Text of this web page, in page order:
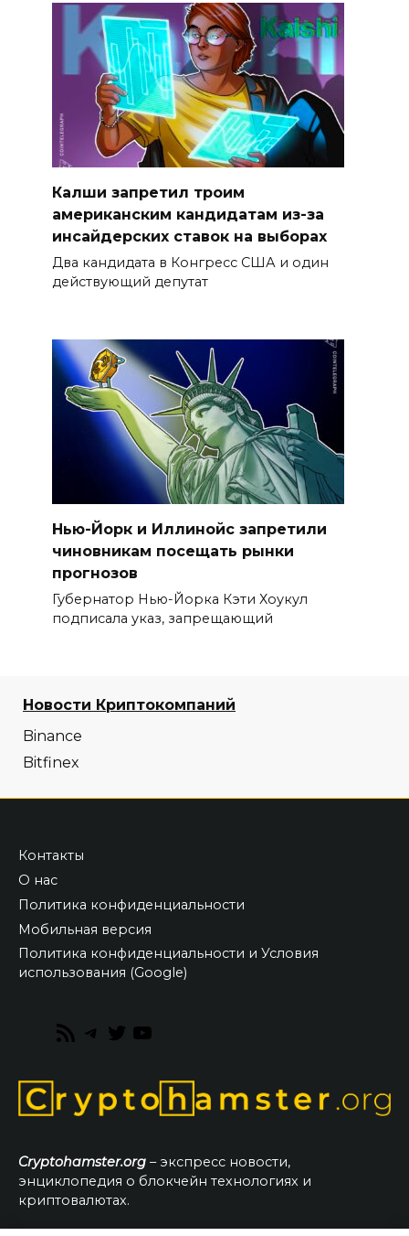
Калши запретил троим
американским кандидатам из-за
инсайдерских ставок на выборах
Два кандидата в Конгресс США и один
действующий депутат
Нью-Йорк и Иллинойс запретили
чиновникам посещать рынки
прогнозов
Губернатор Нью-Йорка Кэти Хоукул
подписала указ, запрещающий
Новости Криптокомпаний
Binance
Bitfinex
Контакты
О нас
Политика конфиденциальности
Мобильная версия
Политика конфиденциальности и Условия
использования (Google)
RSS
Telegram
Twitter
Cryptohamster.org – экспресс новости,
энциклопедия о блокчейн технологиях и
криптовалютах.